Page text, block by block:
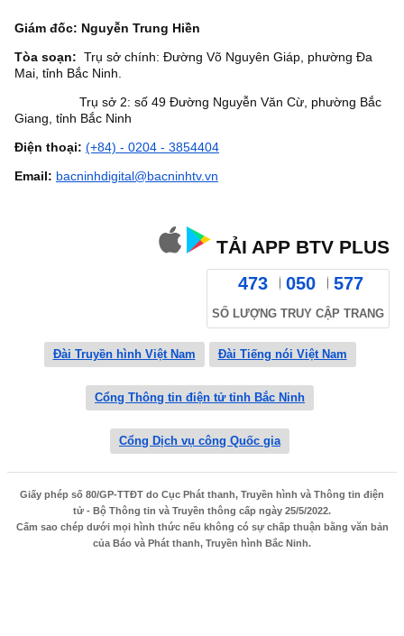
Giám đốc: Nguyễn Trung Hiền
Tòa soạn: Trụ sở chính: Đường Võ Nguyên Giáp, phường Đa
Mai, tỉnh Bắc Ninh.
Trụ sở 2: số 49 Đường Nguyễn Văn Cừ, phường Bắc
Giang, tỉnh Bắc Ninh
Điện thoại: (+84) - 0204 - 3854404
Email: bacninhdigital@bacninhtv.vn
TẢI APP BTV PLUS
473 050 577
SỐ LƯỢNG TRUY CẬP TRANG
Đài Truyền hình Việt Nam Đài Tiếng nói Việt Nam
Cổng Thông tin điện tử tỉnh Bắc Ninh
Cổng Dịch vụ công Quốc gia
Giấy phép số 80/GP-TTĐT do Cục Phát thanh, Truyền hình và Thông tin điện
tử - Bộ Thông tin và Truyền thông cấp ngày 25/5/2022.
Cấm sao chép dưới mọi hình thức nếu không có sự chấp thuận bằng văn bản
của Báo và Phát thanh, Truyền hình Bắc Ninh.